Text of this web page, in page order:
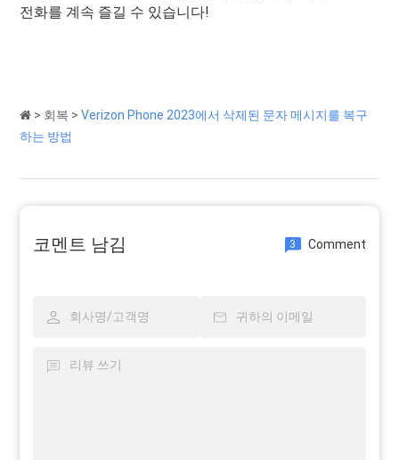
전화를 계속 즐길 수 있습니다!
> 회복 >Verizon Phone 2023에서 삭제된 문자 메시지를 복구
하는 방법
코멘트 남김 3 Comment